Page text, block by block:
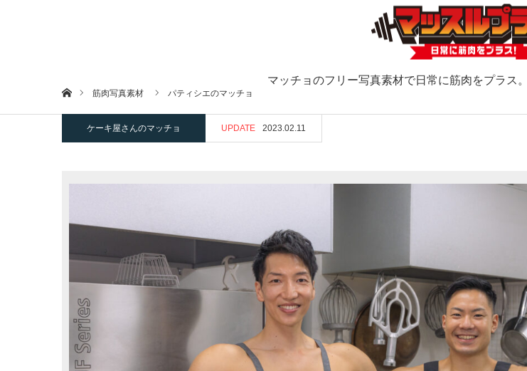
マッチョのフリー写真素材で日常に筋肉をプラス
ホーム筋肉写真素材 パティシエのマッチョ
ケーキ屋さんのマッチョ UPDATE 2023.02.11